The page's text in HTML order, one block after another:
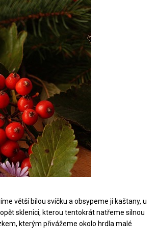
větší bílou svíčku a obsypeme ji kaštany, u
sklenici, kterou tentokrát natřeme silnou
kterým přivážeme okolo hrdla malé